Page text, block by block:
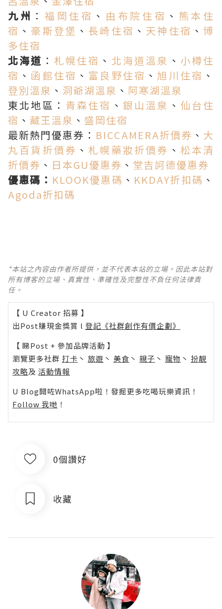
九州 ： 福岡住宿 、 由布院住宿 、 熊本住
宿 、 豪斯登堡 、 長崎住宿 、 天神住宿 、博
多住宿
北海道 ： 札幌住宿 、 北海道溫泉 、 小樽住
宿 、 函館住宿 、 富良野住宿 、旭川住宿 、
登別溫泉 、 洞爺湖溫泉 、 阿寒湖溫泉
東北地區： 青森住宿 、 銀山溫泉 、 仙台住
宿 、 藏王溫泉 、 盛岡住宿
最新熱門優惠券： BICCAMERA折價券 、 大
丸百貨折價券 、札幌藥妝折價券 、 松本清
折價券 、 日本GU優惠券 、 堂吉訶德優惠券
優惠碼： KLOOK優惠碼 、 KKDAY折扣碼 、
Agoda折扣碼
*本站之內容由作者所提供，並不代表本站的立場。因此本站對
所有博客的立場、真實性、準確性及完整性不負任何法律責
任。
【 U Creator 招募 】
出Post賺現金獎賞 l 登記《社群創作有價企劃》
【 睇Post + 參加品牌活動 】
瀏覽更多社群 打卡 丶 旅遊 丶 美食 丶 親子 丶 寵物 丶 扮靚
攻略及 活動情報
U Blog開咗WhatsApp啦！發掘更多吃喝玩樂資訊！
Follow 我哋 ！
0個讚好
收藏